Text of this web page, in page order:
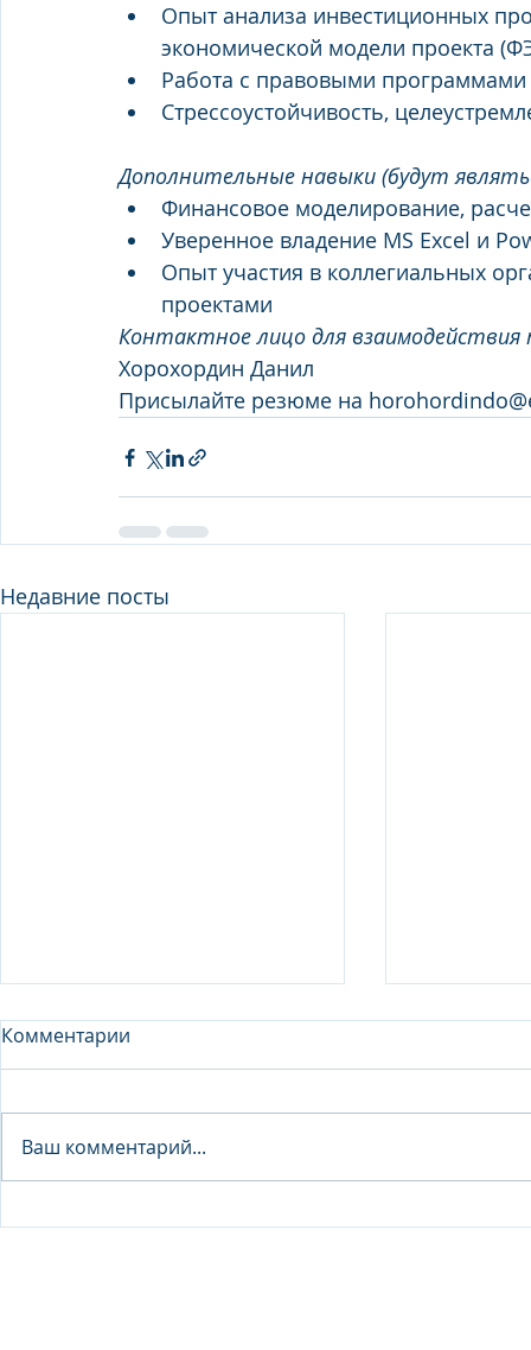
Опыт анализа инвестиционных
экономической модели проекта
Работа с правовыми программами
Стрессоустойчивость,
Дополнительные навыки (будут
Финансовое моделирование,
Уверенное владение MS Excel и
Опыт участия в коллегиальных
проектами
Контактное лицо для взаимодействия
Хорохордин Данил
Присылайте резюме на
Недавние посты
Junior Analyst / Analyst -
Комментарии
Ваш комментарий...